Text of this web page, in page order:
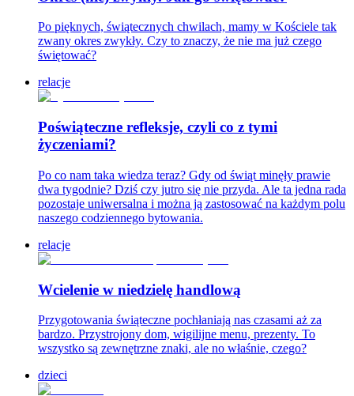
Po pięknych, świątecznych chwilach, mamy w Kościele tak
zwany okres zwykły. Czy to znaczy, że nie ma już czego
świętować?
relacje
Poświąteczne refleksje, czyli co z tymi
życzeniami?
Po co nam taka wiedza teraz? Gdy od świąt minęły prawie
dwa tygodnie? Dziś czy jutro się nie przyda. Ale ta jedna rada
pozostaje uniwersalna i można ją zastosować na każdym polu
naszego codziennego bytowania.
relacje
Wcielenie w niedzielę handlową
Przygotowania świąteczne pochłaniają nas czasami aż za
bardzo. Przystrojony dom, wigilijne menu, prezenty. To
wszystko są zewnętrzne znaki, ale no właśnie, czego?
dzieci